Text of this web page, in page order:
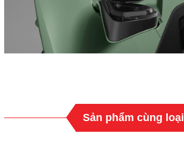
Sản phẩm cùng loại